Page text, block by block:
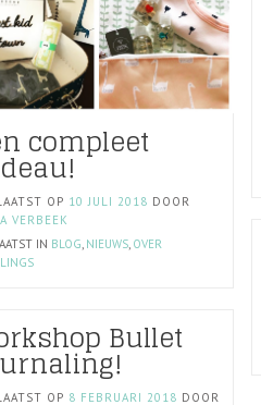
compleet
OP 10 JULI 2018 DOOR
VERBEEK
IN BLOG NIEUWS, OVER
Bullet
OP 8 FEBRUARI 2018 DOOR